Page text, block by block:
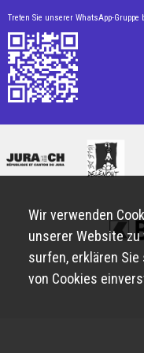
Treten Sie unserer WhatsApp-Gruppe
Wir verwenden
unserer Website
surfen, erklären
von Cookies